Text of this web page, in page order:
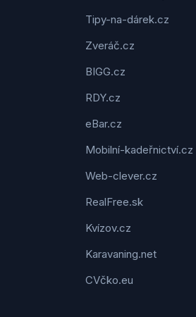
Tipy-na-dárek.cz
Zveráč.cz
BIGG.cz
RDY.cz
eBar.cz
Mobilní-kadeřnictví.cz
Web-clever.cz
RealFree.sk
Kvízov.cz
Karavaning.net
CVčko.eu